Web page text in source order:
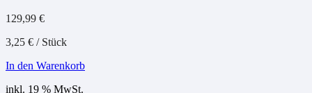
129,99 €
3,25 € / Stück
In den Warenkorb
inkl. 19 % MwSt.